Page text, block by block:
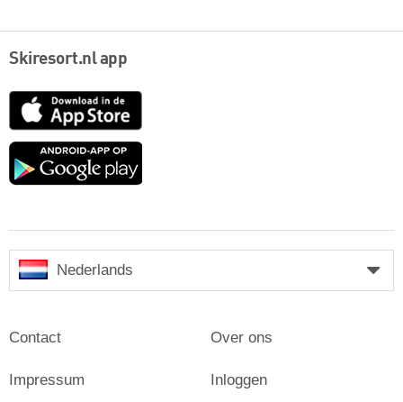
Skiresort.nl app
App
Google
Nederlands
Contact
Impressum
Over ons
Inloggen